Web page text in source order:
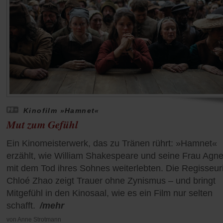
Kinofilm »Hamnet«
Mut zum Gefühl
Ein Kinomeisterwerk, das zu Tränen rührt: »Hamnet«
erzählt, wie William Shakespeare und seine Frau
mit dem Tod ihres Sohnes weiterlebten. Die
Chloé Zhao zeigt Trauer ohne Zynismus – und bringt
Mitgefühl in den Kinosaal, wie es ein Film nur selten
schafft. /mehr
von Anne Strotmann